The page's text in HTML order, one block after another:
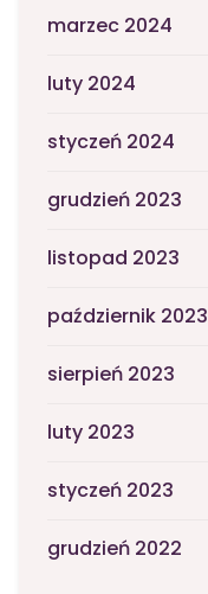
marzec 2024
luty 2024
styczeń 2024
grudzień 2023
listopad 2023
październik 2023
sierpień 2023
luty 2023
styczeń 2023
grudzień 2022